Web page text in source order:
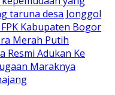
taruna desa Jonggol
Kabupaten Bogor
Merah Putih
Resmi Adukan Ke
Maraknya